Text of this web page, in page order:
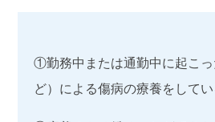
①勤務中または通勤中に起こ
ど）による傷病の療養をしてい